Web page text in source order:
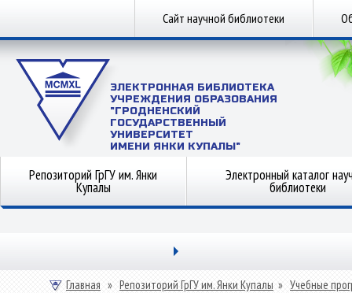
Сайт научной библиотеки
ЭЛЕКТРОННАЯ БИБЛИОТЕКА
УЧРЕЖДЕНИЯ ОБРАЗОВАНИЯ
"ГРОДНЕНСКИЙ
ГОСУДАРСТВЕННЫЙ
УНИВЕРСИТЕТ
ИМЕНИ ЯНКИ КУПАЛЫ"
Репозиторий ГрГУ им. Янки
Купалы
Электронный каталог
библиотеки
Главная » Репозиторий ГрГУ им. Янки Купалы » Учебные